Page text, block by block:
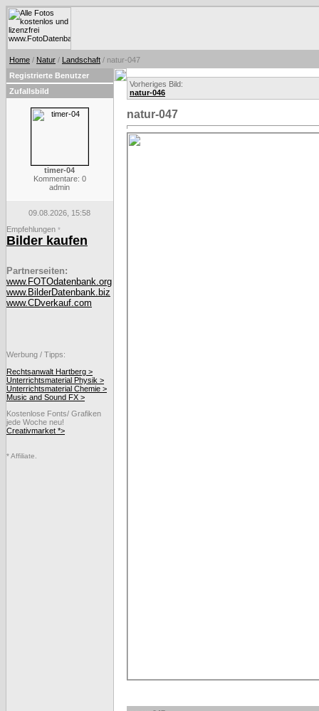
Home / Natur / Landschaft / natur-047
Registrierte Benutzer
Zufallsbild
timer-04
Kommentare: 0
admin
09.08.2026, 15:58
Empfehlungen *
Bilder kaufen
Partnerseiten:
www.FOTOdatenbank.org
www.BilderDatenbank.biz
www.CDverkauf.com
Werbung / Tipps:
Rechtsanwalt Hartberg >
Unterrichtsmaterial Physik >
Unterrichtsmaterial Chemie >
Music and Sound FX >
Kostenlose Fonts/ Grafiken
jede Woche neu!
Creativmarket *>
* Affiliate.
Vorheriges Bild:
natur-046
natur-047